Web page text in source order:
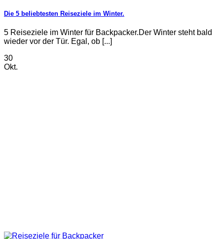
Die 5 beliebtesten Reiseziele im Winter.
5 Reiseziele im Winter für Backpacker.Der Winter steht bald
wieder vor der Tür. Egal, ob [...]
30
Okt.